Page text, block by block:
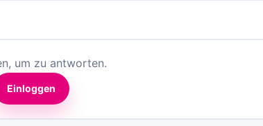
um zu antworten.
Einloggen